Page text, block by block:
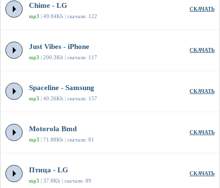
Chime - LG
mp3 | 49.84Kb | скачали: 122
СКАЧАТЬ
Just Vibes - iPhone
mp3 | 200.3Kb | скачали: 117
СКАЧАТЬ
Spaceline - Samsung
mp3 | 40.26Kb | скачали: 157
СКАЧАТЬ
Motorola Bmd
mp3 | 71.88Kb | скачали: 81
СКАЧАТЬ
Птица - LG
mp3 | 37.8Kb | скачали: 89
СКАЧАТЬ